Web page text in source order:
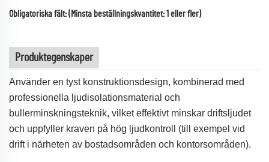
Obligatoriska fält: (Minsta beställningskvantitet: 1 eller fler)
Produktegenskaper
Använder en tyst konstruktionsdesign, kombinerad med
professionella ljudisolationsmaterial och
bullerminskningsteknik, vilket effektivt minskar driftsljudet
och uppfyller kraven på hög ljudkontroll (till exempel vid
drift i närheten av bostadsområden och kontorsområden).